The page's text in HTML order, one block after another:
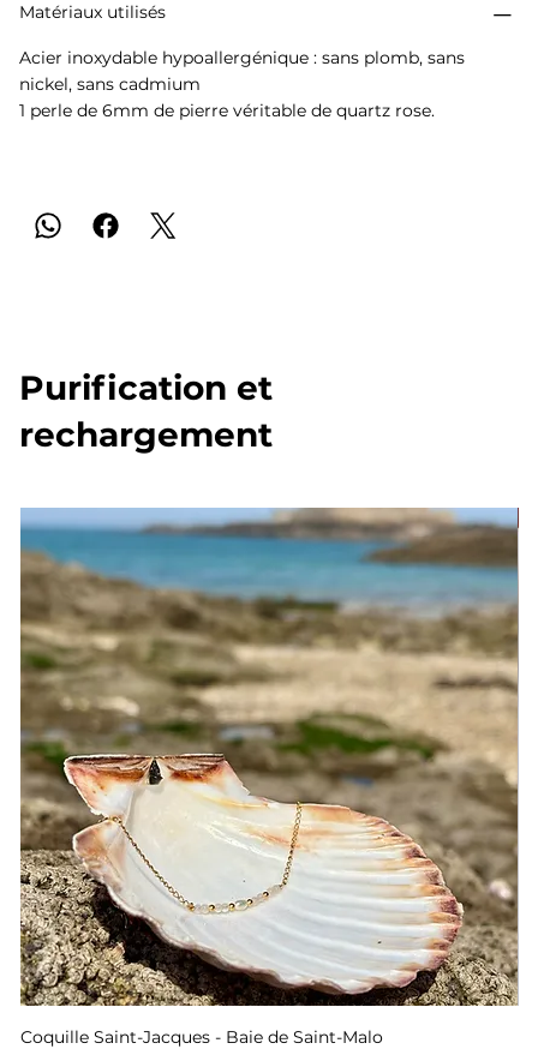
Matériaux utilisés
Acier inoxydable hypoallergénique : sans plomb, sans
nickel, sans cadmium
1 perle de 6mm de pierre véritable de quartz rose.
Purification et
rechargement
Coquille Saint-Jacques - Baie de Saint-Malo